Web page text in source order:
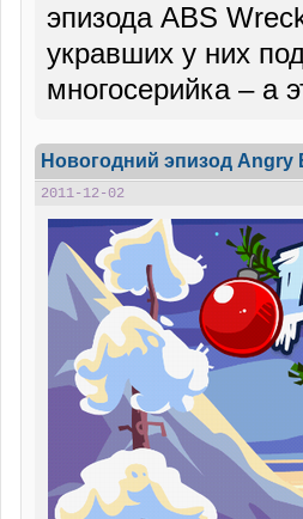
эпизода ABS
укравших у них
многосерийка – а
Новогодний эпизод
2011-12-02